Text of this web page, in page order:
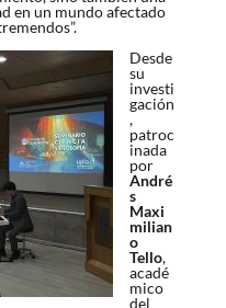
en un mundo afectado
Desde
su
investi
gación
,
patroc
inada
por
André
s
Maxi
milian
o
Tello,
acadé
mico
del